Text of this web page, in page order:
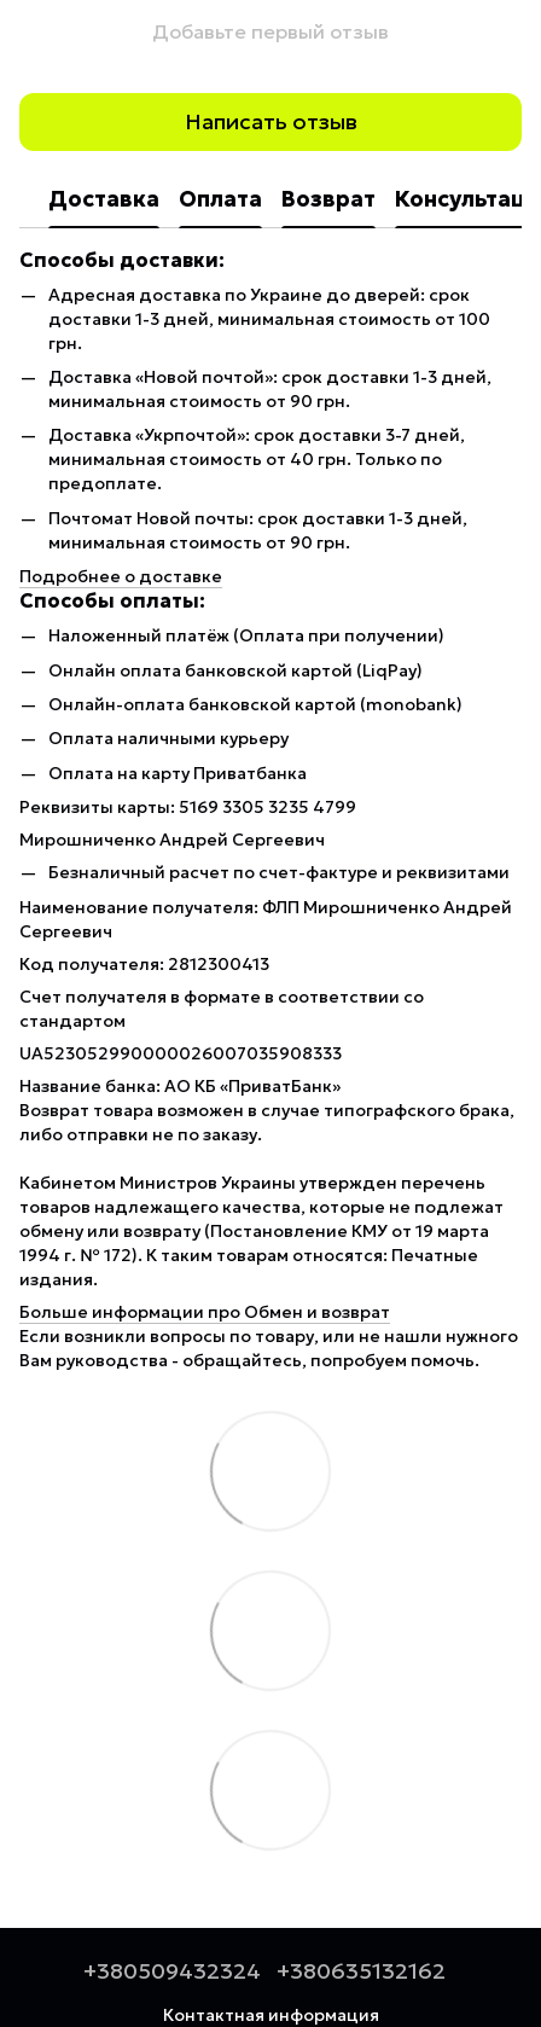
Добавьте первый отзыв
Написать отзыв
Доставка Оплата Возврат
Способы доставки:
Адресная доставка по Украине до дверей: срок
доставки 1-3 дней, минимальная стоимость от 100
грн.
Доставка «Новой почтой»: срок доставки 1-3 дней,
минимальная стоимость от 90 грн.
Доставка «Укрпочтой»: срок доставки 3-7 дней,
минимальная стоимость от 40 грн. Только по
предоплате.
Почтомат Новой почты: срок доставки 1-3 дней,
минимальная стоимость от 90 грн.
Подробнее о доставке
Способы оплаты:
Наложенный платёж (Оплата при получении)
Онлайн оплата банковской картой (LiqPay)
Онлайн-оплата банковской картой (monobank)
Оплата наличными курьеру
Оплата на карту Приватбанка
Реквизиты карты: 5169 3305 3235 4799
Мирошниченко Андрей Сергеевич
Безналичный расчет по счет-фактуре и реквизитами
Наименование получателя: ФЛП Мирошниченко Андрей
Сергеевич
Код получателя: 2812300413
Счет получателя в формате в соответствии со
стандартом
UA523052990000026007035908333
Название банка: АО КБ «ПриватБанк»
Возврат товара возможен в случае типографского брака,
либо отправки не по заказу.
Кабинетом Министров Украины утвержден перечень
товаров надлежащего качества, которые не подлежат
обмену или возврату (Постановление КМУ от 19 марта
1994 г. № 172). К таким товарам относятся: Печатные
издания.
Больше информации про Обмен и возврат
Если возникли вопросы по товару, или не нашли нужного
Вам руководства - обращайтесь, попробуем помочь.
+380509432324 +380635132162
Контактная информация